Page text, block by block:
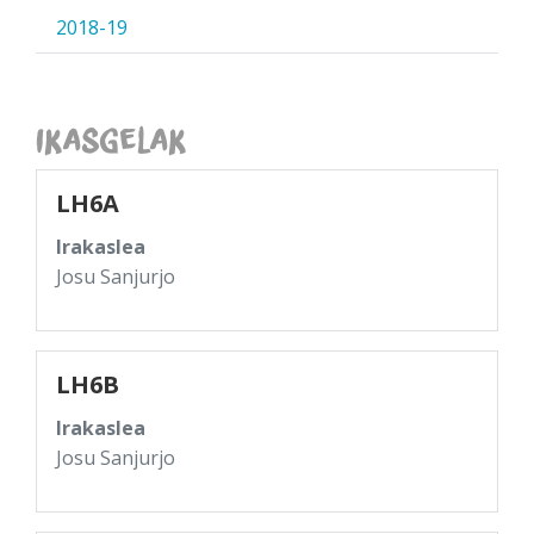
2018-19
Ikasgelak
LH6A
Irakaslea
Josu Sanjurjo
LH6B
Irakaslea
Josu Sanjurjo